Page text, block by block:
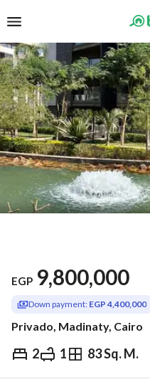
EGP 9,800,000
Down payment: EGP 4,400,000
Privado, Madinaty, Cairo
2 1 83 Sq. M.
EGP 9,800,000